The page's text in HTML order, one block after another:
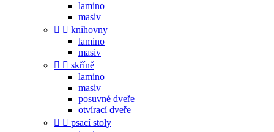
lamino
masiv
  knihovny
lamino
masiv
  skříně
lamino
masiv
posuvné dveře
otvírací dveře
  psací stoly